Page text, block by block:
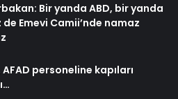
Bir yanda ABD, bir yanda
de Emevi Camii’nde namaz
personeline kapıları